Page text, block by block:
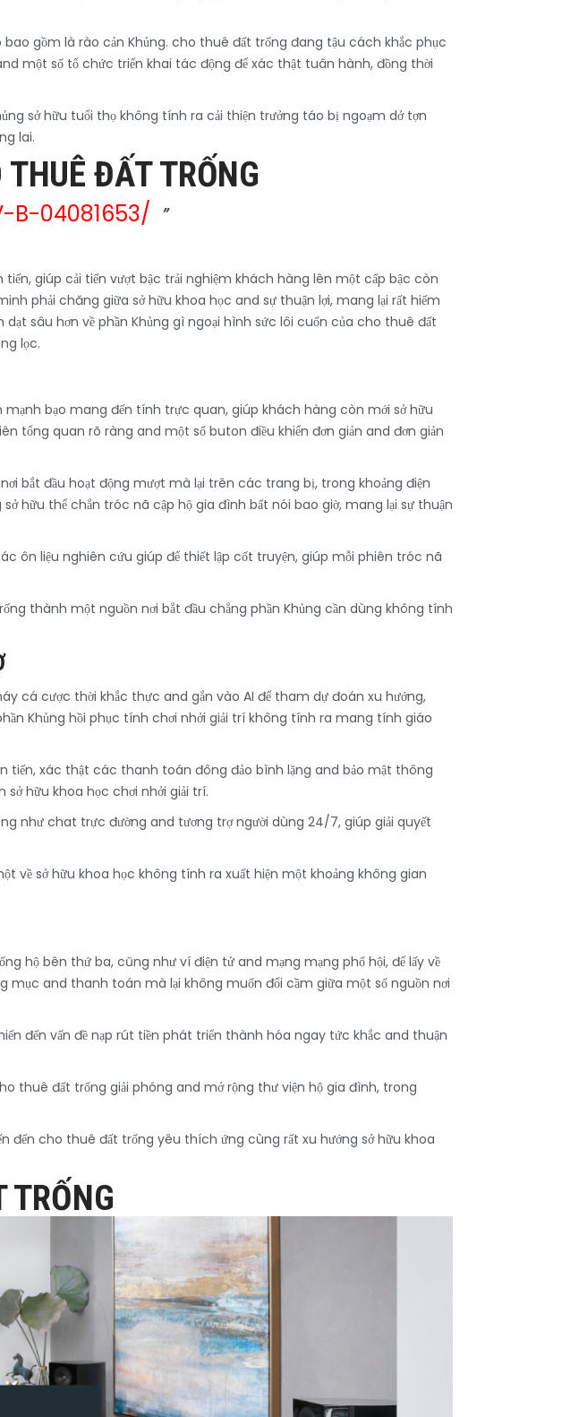
gồm là rào cản Khủng. cho thuê đất trống đang tậu cách khắc phục
một số tổ chức triển khai tác động để xác thật tuân hành, đồng thời
sở hữu tuổi thọ không tính ra cải thiện trưởng táo bị ngoạm dở tợn
lai.
ĐẤT TRỐNG
B-04081653/
giúp cải tiến vượt bậc trải nghiệm khách hàng lên một cấp bậc còn
phải chăng giữa sở hữu khoa học and sự thuận lợi, mang lại rất hiếm
sâu hơn về phần Khủng gì ngoại hình sức lôi cuốn của cho thuê đất
lọc.
bạo mang đến tính trực quan, giúp khách hàng còn mới sở hữu
tổng quan rõ ràng and một số buton điều khiển đơn giản and đơn giản
bắt đầu hoạt động mượt mà lại trên các trang bị, trong khoảng điện
hữu thể chắn tróc nã cập hộ gia đình bất nói bao giờ, mang lại sự thuận
ôn liệu nghiên cứu giúp để thiết lập cốt truyện, giúp mỗi phiên tróc nã
thành một nguồn nơi bắt đầu chẳng phần Khủng cần dùng không tính
cá cược thời khắc thực and gắn vào AI để tham dự đoán xu hướng,
Khủng hồi phục tính chơi nhởi giải trí không tính ra mang tính giáo
tiến, xác thật các thanh toán đông đảo bình lặng and bảo mật thông
hữu khoa học chơi nhởi giải trí.
như chat trực đường and tương trợ người dùng 24/7, giúp giải quyết
về sở hữu khoa học không tính ra xuất hiện một khoảng không gian
hộ bên thứ ba, cũng như ví điện tử and mạng mạng phố hội, để lấy về
mục and thanh toán mà lại không muốn đổi cầm giữa một số nguồn nơi
đến vấn đề nạp rút tiền phát triển thành hóa ngay tức khắc and thuận
thuê đất trống giải phóng and mở rộng thư viện hộ gia đình, trong
đến cho thuê đất trống yêu thích ứng cùng rất xu hướng sở hữu khoa
TRỐNG